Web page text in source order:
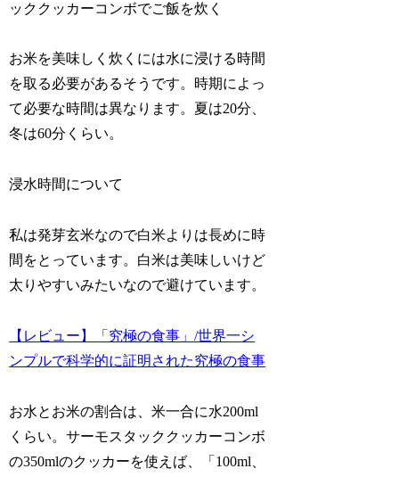
お米を美味しく炊くには水に浸ける時間
を取る必要があるそうです。時期によっ
て必要な時間は異なります。夏は20分、
冬は60分くらい。
浸水時間について
私は発芽玄米なので白米よりは長めに時
間をとっています。白米は美味しいけど
太りやすいみたいなので避けています。
【レビュー】「究極の食事」/世界一シ
ンプルで科学的に証明された究極の食事
お水とお米の割合は、米一合に水200ml
くらい。サーモスタッククッカーコンボ
の350mlのクッカーを使えば、「100ml、